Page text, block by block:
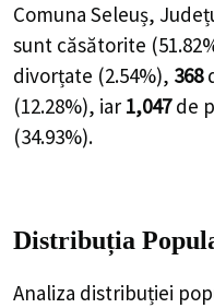
Comuna Seleuș,
sunt căsătorite (
divorțate (2.54%), 368
(12.28%), iar 1,047 de
(34.93%).
Distribuția
Analiza distribuției